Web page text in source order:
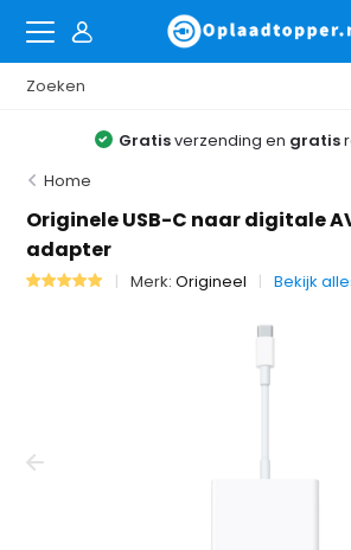
Gratisverzending en gratis
Home
Originele USB-C naar digitale
adapter
Merk:Origineel Bekijk